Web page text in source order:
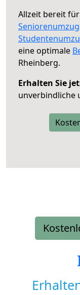
Allzeit bereit
Seniorenumzug
eine optimale
Rheinberg.
Erhalten Sie
unverbindliche